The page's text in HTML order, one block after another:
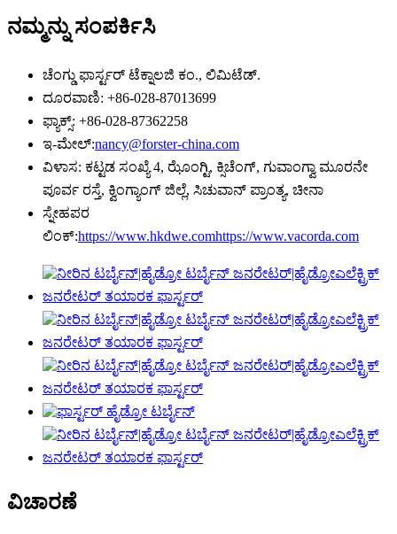
ನಮ್ಮನ್ನು ಸಂಪರ್ಕಿಸಿ
ಚೆಂಗ್ಡು ಫಾರ್ಸ್ಟರ್ ಟೆಕ್ನಾಲಜಿ ಕಂ., ಲಿಮಿಟೆಡ್.
ದೂರವಾಣಿ: +86-028-87013699
ಫ್ಯಾಕ್ಸ್: +86-028-87362258
ಇ-ಮೇಲ್:nancy@forster-china.com
ವಿಳಾಸ: ಕಟ್ಟಡ ಸಂಖ್ಯೆ 4, ಝೊಂಗ್ಟಿ, ಕ್ಸಿಚೆಂಗ್, ಗುವಾಂಗ್ವಾ ಮೂರನೇ
ಪೂರ್ವ ರಸ್ತೆ, ಕ್ವಿಂಗ್ಯಾಂಗ್ ಜಿಲ್ಲೆ, ಸಿಚುವಾನ್ ಪ್ರಾಂತ್ಯ, ಚೀನಾ
ಸ್ನೇಹಪರ
ಲಿಂಕ್:https://www.hkdwe.comhttps://www.vacorda.com
ವಿಚಾರಣೆ